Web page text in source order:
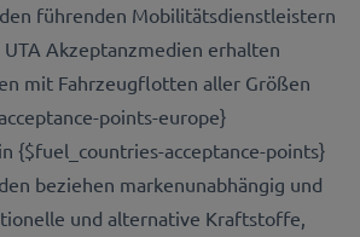
führenden Mobilitätsdienstleistern
Akzeptanzmedien erhalten
mit Fahrzeugflotten aller Größen
points-europe}
{$fuel_countries-acceptance-points}
beziehen markenunabhängig und
und alternative Kraftstoffe,